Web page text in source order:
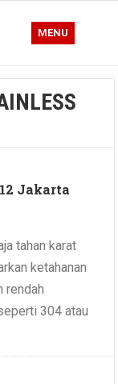
MENU
Jakarta
tahan karat
ketahanan
rendah
304 atau